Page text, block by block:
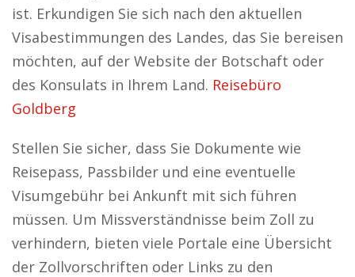
ist. Erkundigen Sie sich nach den aktuellen
Visabestimmungen des Landes, das Sie bereisen
möchten, auf der Website der Botschaft oder
des Konsulats in Ihrem Land. Reisebüro
Goldberg
Stellen Sie sicher, dass Sie Dokumente wie
Reisepass, Passbilder und eine eventuelle
Visumgebühr bei Ankunft mit sich führen
müssen. Um Missverständnisse beim Zoll zu
verhindern, bieten viele Portale eine Übersicht
der Zollvorschriften oder Links zu den